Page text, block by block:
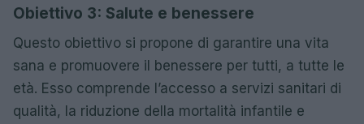
Obiettivo 3: Salute e benessere
Questo obiettivo si propone di garantire una vita
sana e promuovere il benessere per tutti, a tutte le
età. Esso comprende l’accesso a servizi sanitari di
qualità, la riduzione della mortalità infantile e